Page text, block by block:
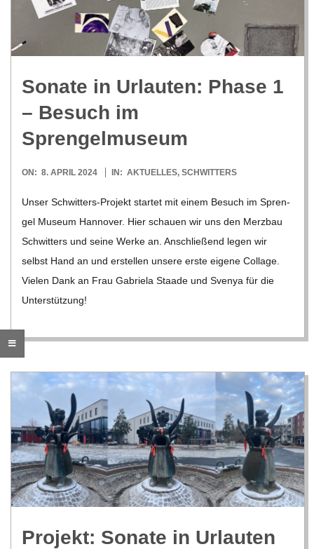
R
E
-
G
O
L
D
S
C
H
M
I
D
T
Sonate in Urlau­ten: Phase 1
– Besuch im
Sprengelmuseum
2024-
ON: 8. APRIL 2024 IN: AKTUELLES, SCHWITTERS
Unser Schwi­t­­ters-Pro­­jekt star­tet mit einem Besuch im Spren­
gel Museum Han­no­ver. Hier schauen wir uns den Merz­bau
Schwit­ters und seine Werke an. Anschlie­ßend legen wir
selbst Hand an und erstel­len unsere erste eigene Col­lage.
Vie­len Dank an Frau Gabriela Staade und Sve­nya für die
Unter­stüt­zung!
Pro­jekt: Sonate in Urlau­ten